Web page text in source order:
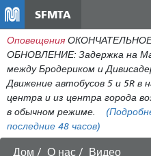
SFMTA
Оповещения
ОБНОВЛЕНИЕ: Задержка на
между Бродериком и
Движение автобусов 5 и 5R в
центра и из центра города
в обычном режиме.
последние 48 часов)
Дом О нас Видео